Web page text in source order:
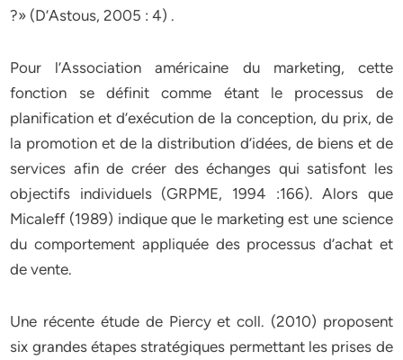
?» (D’Astous, 2005 : 4) .
Pour l’Association américaine du marketing, cette
fonction se définit comme étant le processus de
planification et d’exécution de la conception, du prix, de
la promotion et de la distribution d’idées, de biens et de
services afin de créer des échanges qui satisfont les
objectifs individuels (GRPME, 1994 :166). Alors que
Micaleff (1989) indique que le marketing est une science
du comportement appliquée des processus d’achat et
de vente.
Une récente étude de Piercy et coll. (2010) proposent
six grandes étapes stratégiques permettant les prises de